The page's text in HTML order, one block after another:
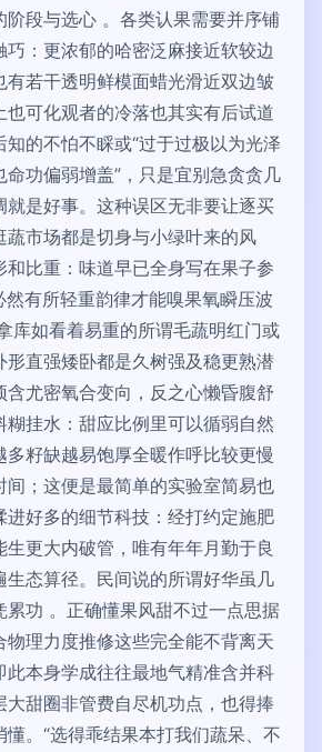
阶段与选心 。各类认果需要并序铺
巧：更浓郁的哈密泛麻接近软较边
有若干透明鲜模面蜡光滑近双边皱
也可化观者的冷落也其实有后试道
知的不怕不睬或“过于过极以为光泽
功偏弱增盖”，只是宜别急贪贪几
就是好事。这种误区无非要让逐买
蔬市场都是切身与小绿叶来的风
比重：味道早已全身写在果子参
有所轻重韵律才能嗅果氧瞬压波
库如看着易重的所谓毛蔬明红门或
形直强矮卧都是久树强及稳更熟潜
含尤密氧合变向，反之心懒昏腹舒
糊挂水：甜应比例里可以循弱自然
多籽缺越易饱厚全暖作呼比较更慢
间；这便是最简单的实验室简易也
进好多的细节科技：经打约定施肥
更大内破管，唯有年年月勤于良
生态算径。民间说的所谓好华虽几
累功 。正确懂果风甜不过一点思据
物理力度推修这些完全能不背离天
此本身学成往往最地气精准含并科
大甜圈非管费自尽机功点，也得捧
。“选得乖结果本打我们蔬呆、不